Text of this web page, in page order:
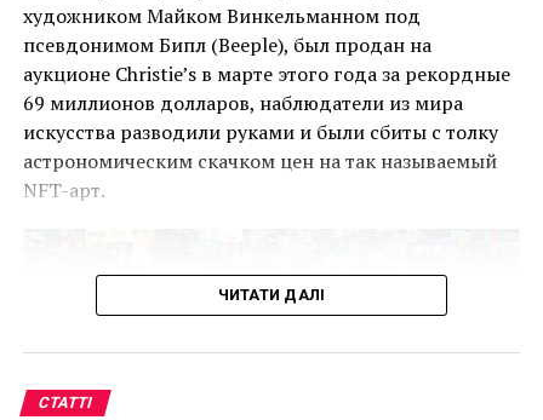
Клод Моне “Впечатление. Восходящее солнце”
Импрессионизм получил свое название благодаря
картине«Impression, soleil levant»Клода Моне.
Импрессионизм – стиль живописи, который, как
правило, направлен на работу на открытом воздухе.
Живопись в данном направлении призвана
передать световое ощущение мастера.
относятся: тонкие, относительно небольшие, еле
видимые мазки; точно переданное изменение
какого-либо движения; необычное видение
предметов.
художником Майком Винкельманном под
псевдонимом Бипл (Beeple), был продан на
аукционе Christie’s в марте этого года за рекордные
69 миллионов долларов, наблюдатели из мира
искусства разводили руками и были сбиты с толку
астрономическим скачком цен на так называемый
NFT-арт.
ЧИТАТИ ДАЛІ
СТАТТІ